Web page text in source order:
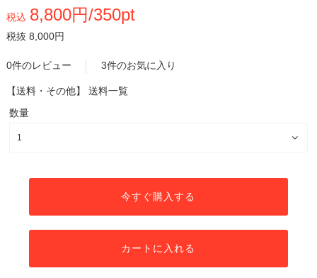
税込 8,800円/350pt
税抜 8,000円
0件のレビュー 3件のお気に入り
【送料・その他】 送料一覧
数量
今すぐ購入する
カートに入れる